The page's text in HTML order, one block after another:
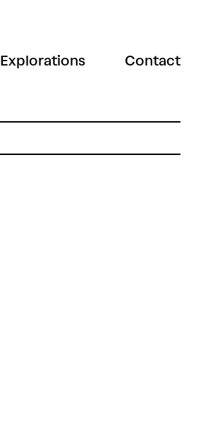
Explorations Contact